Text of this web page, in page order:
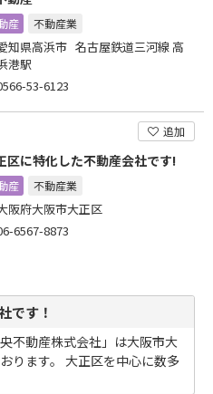
産 不動産業
知県高浜市 名古屋鉄道三河線 高
港駅
53-6123
追加
区に特化した不動産会社です!
産 不動産業
阪府大阪市大正区
6567-8873
です！
不動産株式会社」は大阪市大
ります。 大正区を中心に数多